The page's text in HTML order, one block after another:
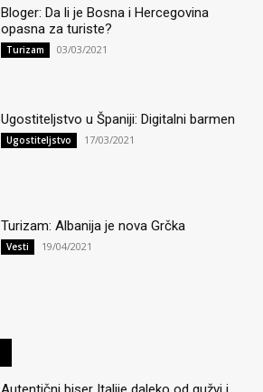
Bloger: Da li je Bosna i Hercegovina
opasna za turiste?
Turizam 03/03/2021
Ugostiteljstvo u Španiji: Digitalni barmen
Ugostiteljstvo 17/03/2021
Turizam: Albanija je nova Grčka
Vesti 19/04/2021